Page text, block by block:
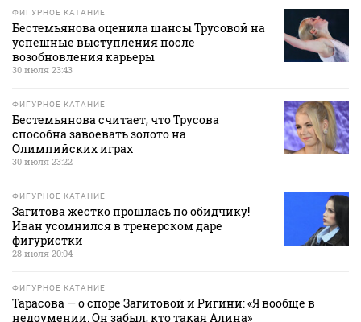
ФИГУРНОЕ КАТАНИЕ
Бестемьянова оценила шансы Трусовой на
успешные выступления после
возобновления карьеры
30 июля 23:43
ФИГУРНОЕ КАТАНИЕ
Бестемьянова считает, что Трусова
способна завоевать золото на
Олимпийских играх
30 июля 23:22
ФИГУРНОЕ КАТАНИЕ
Загитова жестко прошлась по обидчику!
Иван усомнился в тренерском даре
фигуристки
28 июля 20:04
ФИГУРНОЕ КАТАНИЕ
Тарасова — о споре Загитовой и Ригини: «Я вообще в
недоумении. Он забыл, кто такая Алина»